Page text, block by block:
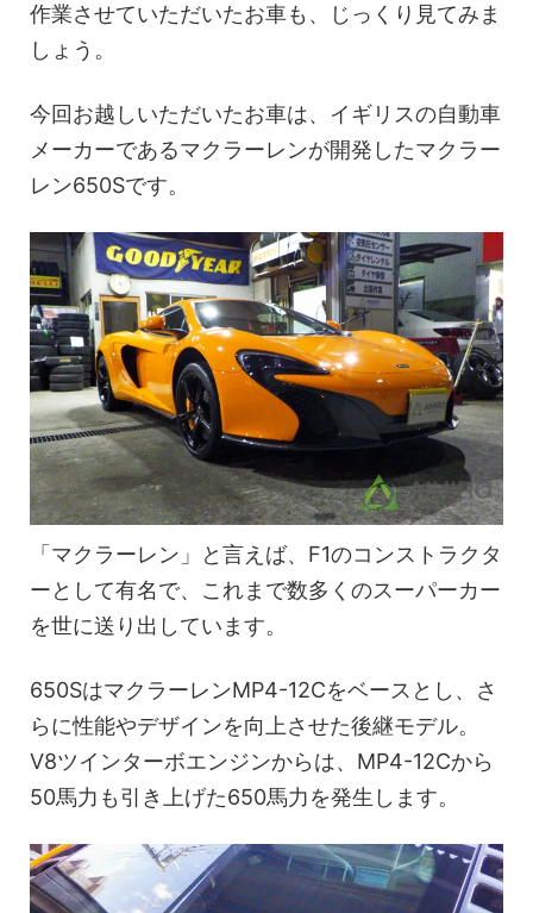
作業させていただいたお車も、じっくり見てみま
しょう。
今回お越しいただいたお車は、イギリスの自動車
メーカーであるマクラーレンが開発したマクラー
レン650Sです。
「マクラーレン」と言えば、F1のコンストラクタ
ーとして有名で、これまで数多くのスーパーカー
を世に送り出しています。
650SはマクラーレンMP4-12Cをベースとし、さ
らに性能やデザインを向上させた後継モデル。
V8ツインターボエンジンからは、MP4-12Cから
50馬力も引き上げた650馬力を発生します。